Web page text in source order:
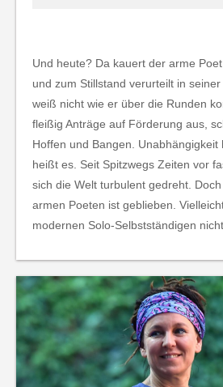
Und heute? Da kauert der arme
und zum Stillstand verurteilt in
weiß nicht wie er über die Runden
fleißig Anträge auf Förderung aus,
Hoffen und Bangen. Unabhängigkeit
heißt es. Seit Spitzwegs Zeiten vor
sich die Welt turbulent gedreht.
armen Poeten ist geblieben.
modernen Solo-Selbstständigen